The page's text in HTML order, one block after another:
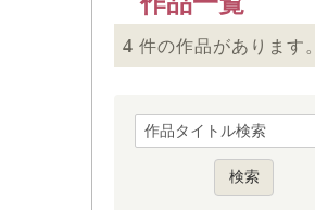
4 件の作品があります。